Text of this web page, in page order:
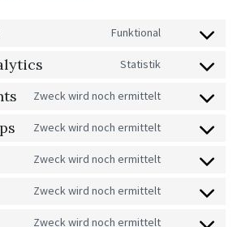
Funktional
CONSENT
SERVICE
WORDPRESS
Statistik
CONSENT
SERVICE
GOOGLE-
Zweck wird noch ermittelt
CONSENT
SERVICE
GOOGLE-
Zweck wird noch ermittelt
CONSENT
SERVICE
GOOGLE-
Zweck wird noch ermittelt
CONSENT
SERVICE
YOUTUBE
Zweck wird noch ermittelt
CONSENT
SERVICE
Zweck wird noch ermittelt